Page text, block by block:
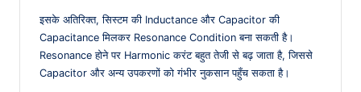
इसके अतिरिक्त, सिस्टम की Inductance और Capacitor की
Capacitance मिलकर Resonance Condition बना सकती है।
Resonance होने पर Harmonic करंट बहुत तेजी से बढ़ जाता है, जिससे
Capacitor और अन्य उपकरणों को गंभीर नुकसान पहुँच सकता है।